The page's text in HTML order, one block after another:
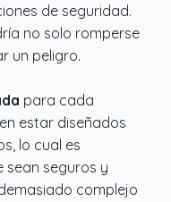
de seguridad.
no solo romperse
un peligro.
para cada
estar diseñados
lo cual es
seguros y
complejo